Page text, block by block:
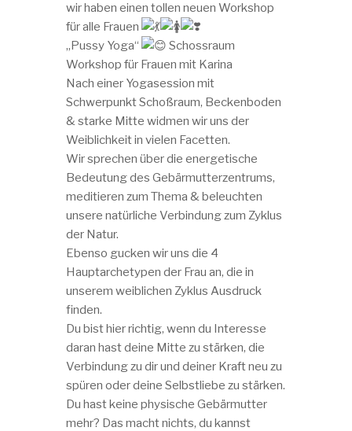
wir haben einen tollen neuen Workshop
für alle Frauen
„Pussy Yoga“
Schossraum
Workshop für Frauen mit Karina
Nach einer Yogasession mit
Schwerpunkt Schoßraum, Beckenboden
& starke Mitte widmen wir uns der
Weiblichkeit in vielen Facetten.
Wir sprechen über die energetische
Bedeutung des Gebärmutterzentrums,
meditieren zum Thema & beleuchten
unsere natürliche Verbindung zum Zyklus
der Natur.
Ebenso gucken wir uns die 4
Hauptarchetypen der Frau an, die in
unserem weiblichen Zyklus Ausdruck
finden.
Du bist hier richtig, wenn du Interesse
daran hast deine Mitte zu stärken, die
Verbindung zu dir und deiner Kraft neu zu
spüren oder deine Selbstliebe zu stärken.
Du hast keine physische Gebärmutter
mehr? Das macht nichts, du kannst